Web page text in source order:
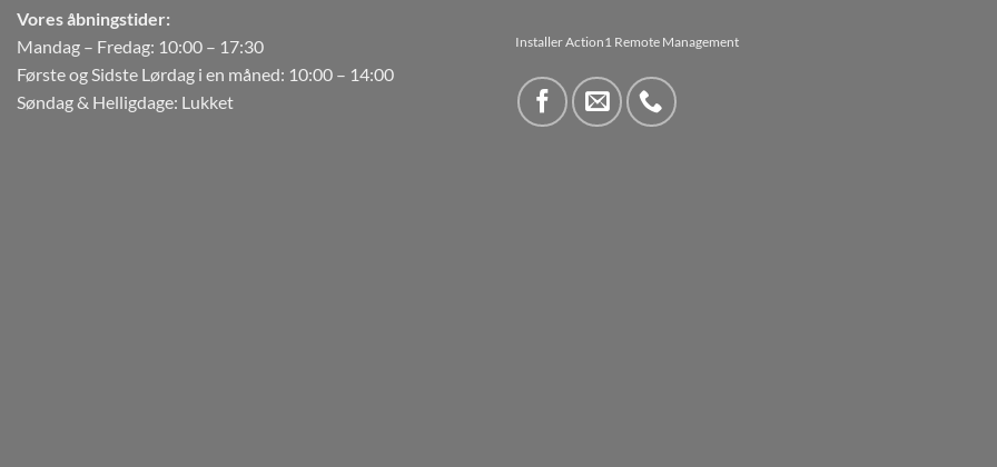
Vores åbningstider:
Mandag – Fredag: 10:00 – 17:30
Første og Sidste Lørdag i en måned: 10:00 – 14:00
Søndag & Helligdage: Lukket
Installer Action1 Remote Management